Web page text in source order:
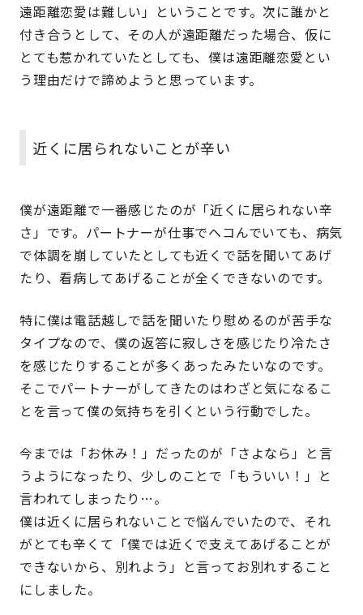
遠距離恋愛は難しい」ということです。次に誰かと
付き合うとして、その人が遠距離だった場合、仮に
とても惹かれていたとしても、僕は遠距離恋愛とい
う理由だけで諦めようと思っています。
近くに居られないことが辛い
僕が遠距離で一番感じたのが「近くに居られない辛
さ」です。パートナーが仕事でヘコんでいても、病気
で体調を崩していたとしても近くで話を聞いてあげ
たり、看病してあげることが全くできないのです。
特に僕は電話越しで話を聞いたり慰めるのが苦手な
タイプなので、僕の返答に寂しさを感じたり冷たさ
を感じたりすることが多くあったみたいなのです。
そこでパートナーがしてきたのはわざと気になるこ
とを言って僕の気持ちを引くという行動でした。
今までは「お休み！」だったのが「さよなら」と言
うようになったり、少しのことで「もういい！」と
言われてしまったり…。
僕は近くに居られないことで悩んでいたので、それ
がとても辛くて「僕では近くで支えてあげることが
できないから、別れよう」と言ってお別れすること
にしました。